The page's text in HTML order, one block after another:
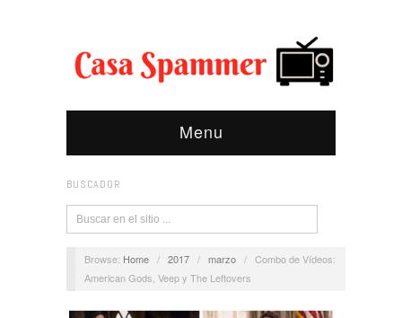
Menu
BUSCADOR
Browse: Home / 2017 / marzo / Combo de Vídeos:
American Gods, Veep y The Leftovers